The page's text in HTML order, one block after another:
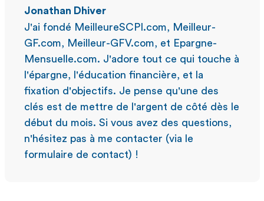
Jonathan Dhiver
J'ai fondé MeilleureSCPI.com, Meilleur-
GF.com, Meilleur-GFV.com, et Epargne-
Mensuelle.com. J'adore tout ce qui touche à
l'épargne, l'éducation financière, et la
fixation d'objectifs. Je pense qu'une des
clés est de mettre de l'argent de côté dès le
début du mois. Si vous avez des questions,
n'hésitez pas à me contacter (via le
formulaire de contact) !